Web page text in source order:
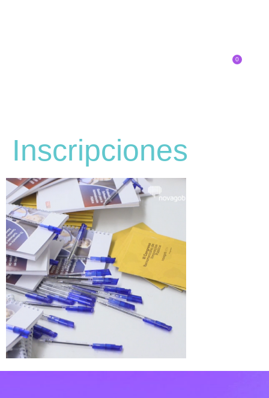
0
Inscripciones